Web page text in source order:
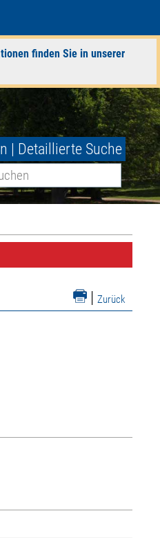
finden Sie in unserer
| Detaillierte Suche
| Zurück